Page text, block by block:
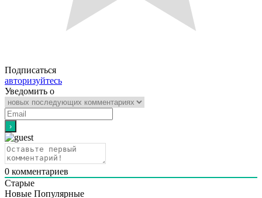
Подписаться
авторизуйтесь
Уведомить о
0 комментариев
Старые
Новые Популярные